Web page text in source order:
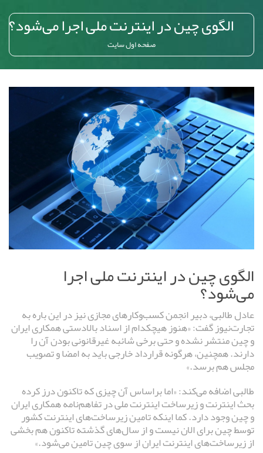
الگوی چین در اینترنت ملی اجرا می‌شود؟
صفحه اول سایت
الگوی چین در اینترنت ملی اجرا
می‌شود؟
عادل طالبی، دبیر انجمن کسب‌وکارهای مجازی نیز در این باره به
تجارت‌نیوز گفت: «هنوز هیچکدام از اسناد بالادستی همکاری ایران
و چین منتشر نشده و حتی برخی شائبه غیرقانونی بودن آن را
دارند. همچنین، هرگونه قرارداد خارجی باید به امضا و تصویب
مجلس هم برسد.»
طالبی اضافه می‌کند: «اما براساس آن چیزی که تاکنون درز کرده
بحث اینترنت و زیرساخت اینترنت ملی در تفاهم‌نامه همکاری ایران
و چین وجود دارد. کما اینکه تامین زیرساخت‌های اینترنت کشور
توسط چین برای الان نیست و از سال‌های گذشته تاکنون هم بخشی
از زیرساخت‌های اینترنت ایران از سوی چین تامین می‌شود.»